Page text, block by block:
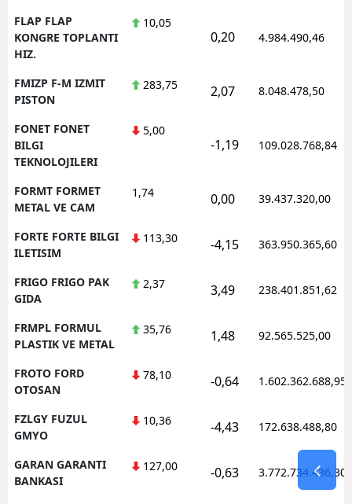
FLAP FLAP
KONGRE TOPLANTI
HIZ.
10,05
0,20 4.984.490,46
FMIZP F-M IZMIT
PISTON
283,75 2,07 8.048.478,50
FONET FONET
BILGI
TEKNOLOJILERI
5,00
-1,19 109.028.768,84
FORMT FORMET
METAL VE CAM
1,74 0,00 39.437.320,00
FORTE FORTE BILGI
ILETISIM
113,30 -4,15 363.950.365,60
FRIGO FRIGO PAK
GIDA
2,37 3,49 238.401.851,62
FRMPL FORMUL
PLASTIK VE METAL
35,76 1,48 92.565.525,00
FROTO FORD
OTOSAN
78,10 -0,64 1.602.362.688,95
FZLGY FUZUL
GMYO
10,36 -4,43 172.638.488,80
GARAN GARANTI
BANKASI
127,00 -0,63 3.772.734.436,30